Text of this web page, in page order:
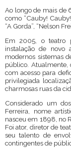
Ao longo de mais de
como “Cauby!
“A Gorda”, “Nelson
Em 2005, o teatro
instalação de novo
modernos sistemas
público. Atualmente,
com acesso para
privilegiada
charmosas ruas da
Considerado um
Ferreira, nome
nasceu em 1898, no
Foi ator, diretor de
seu talento de
contingentes de